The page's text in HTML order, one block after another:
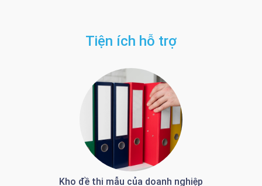
Tiện ích hỗ trợ
Kho đề thi mẫu của doanh nghiệp